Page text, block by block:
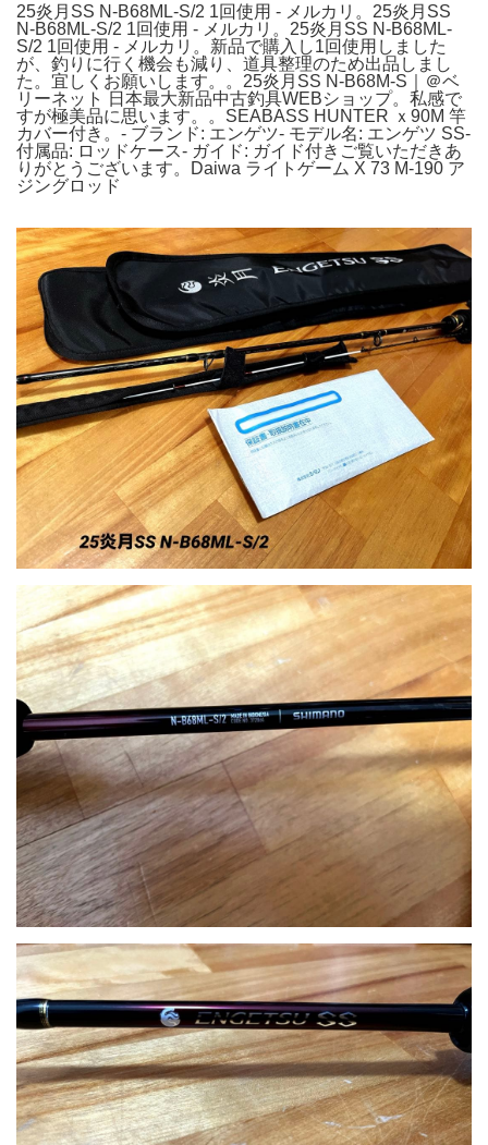
25炎月SS N-B68ML-S/2 1回使用 - メルカリ。25炎月SS
N-B68ML-S/2 1回使用 - メルカリ。25炎月SS N-B68ML-
S/2 1回使用 - メルカリ。新品で購入し1回使用しました
が、釣りに行く機会も減り、道具整理のため出品しまし
た。宜しくお願いします。。25炎月SS N-B68M-S｜＠ベ
リーネット 日本最大新品中古釣具WEBショップ。私感で
すが極美品に思います。。SEABASS HUNTER ｘ90M 竿
カバー付き。- ブランド: エンゲツ- モデル名: エンゲツ SS-
付属品: ロッドケース- ガイド: ガイド付きご覧いただきあ
りがとうございます。Daiwa ライトゲーム X 73 M-190 ア
ジングロッド